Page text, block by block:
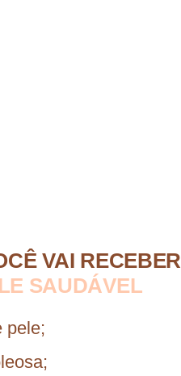
VAI RECEBER
SAUDÁVEL
pele;